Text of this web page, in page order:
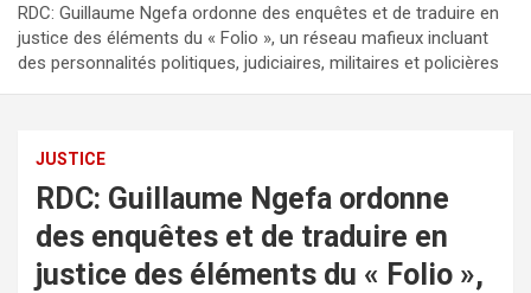
RDC: Guillaume Ngefa ordonne des enquêtes et de traduire en
justice des éléments du « Folio », un réseau mafieux incluant
des personnalités politiques, judiciaires, militaires et policières
JUSTICE
RDC: Guillaume Ngefa ordonne
des enquêtes et de traduire en
justice des éléments du « Folio »,